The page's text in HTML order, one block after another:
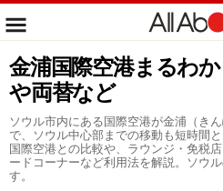
金浦国際空港まるわ
や両替など
ソウル市内にある国際空港が金浦（き
で、ソウル中心部までの移動も短時間
国際空港との比較や、ラウンジ・免税
ードコーナーなど利用法を解説。ソウ
す。